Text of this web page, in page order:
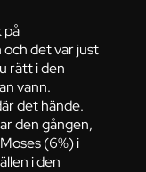
på
det var just
rätt i den
vann.
det hände.
den gången,
(6%) i
i den